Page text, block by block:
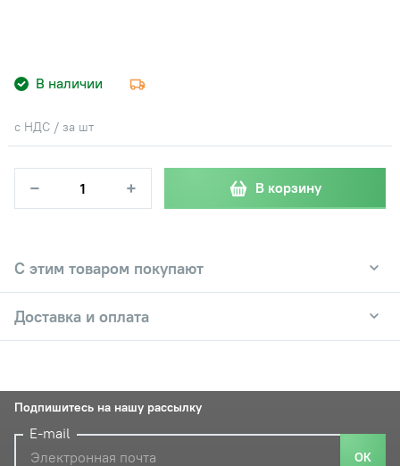
В наличии
с НДС / за шт
− + В корзину
С этим товаром покупают
Доставка и оплата
Подпишитесь на нашу рассылку
E-mail
ОК